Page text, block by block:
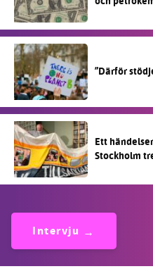
”Därför
Ett
Stockholm
Intervju